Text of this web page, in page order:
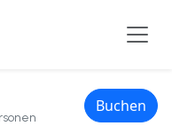
Buchen